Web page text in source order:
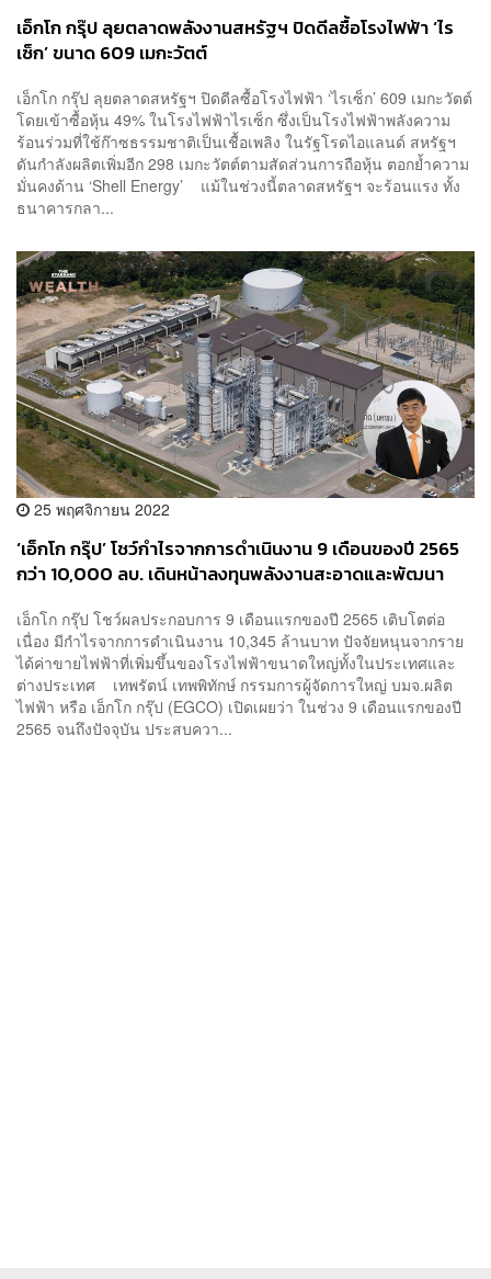
เอ็กโก กรุ๊ป ลุยตลาดพลังงานสหรัฐฯ ปิดดีลซื้อโรงไฟฟ้า ‘ไร
เซ็ก’ ขนาด 609 เมกะวัตต์
เอ็กโก กรุ๊ป ลุยตลาดสหรัฐฯ ปิดดีลซื้อโรงไฟฟ้า ‘ไรเซ็ก’ 609 เมกะวัตต์
โดยเข้าซื้อหุ้น 49% ในโรงไฟฟ้าไรเซ็ก ซึ่งเป็นโรงไฟฟ้าพลังความ
ร้อนร่วมที่ใช้ก๊าซธรรมชาติเป็นเชื้อเพลิง ในรัฐโรดไอแลนด์ สหรัฐฯ
ดันกำลังผลิตเพิ่มอีก 298 เมกะวัตต์ตามสัดส่วนการถือหุ้น ตอกย้ำความ
มั่นคงด้าน ‘Shell Energy’ แม้ในช่วงนี้ตลาดสหรัฐฯ จะร้อนแรง ทั้ง
ธนาคารกลา...
25 พฤศจิกายน 2022
‘เอ็กโก กรุ๊ป’ โชว์กำไรจากการดำเนินงาน 9 เดือนของปี 2565
กว่า 10,000 ลบ. เดินหน้าลงทุนพลังงานสะอาดและพัฒนา
เอ็กโก กรุ๊ป โชว์ผลประกอบการ 9 เดือนแรกของปี 2565 เติบโตต่อ
เนื่อง มีกำไรจากการดำเนินงาน 10,345 ล้านบาท ปัจจัยหนุนจากราย
ได้ค่าขายไฟฟ้าที่เพิ่มขึ้นของโรงไฟฟ้าขนาดใหญ่ทั้งในประเทศและ
ต่างประเทศ เทพรัตน์ เทพพิทักษ์ กรรมการผู้จัดการใหญ่ บมจ.ผลิต
ไฟฟ้า หรือ เอ็กโก กรุ๊ป (EGCO) เปิดเผยว่า ในช่วง 9 เดือนแรกของปี
2565 จนถึงปัจจุบัน ประสบควา...